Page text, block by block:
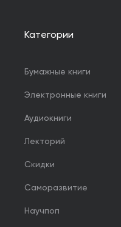
Категории
Бумажные книги
Электронные книги
Аудиокниги
Лекторий
Скидки
Саморазвитие
Научпоп